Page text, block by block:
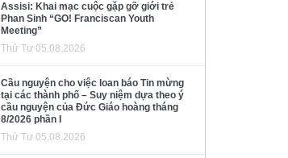
Assisi: Khai mạc cuộc gặp gỡ giới trẻ
Phan Sinh “GO! Franciscan Youth
Meeting”
Thứ Tư 05.08.2026
Cầu nguyện cho việc loan báo Tin mừng
tại các thành phố – Suy niệm dựa theo ý
cầu nguyện của Đức Giáo hoàng tháng
8/2026 phần I
Thứ Tư 05.08.2026